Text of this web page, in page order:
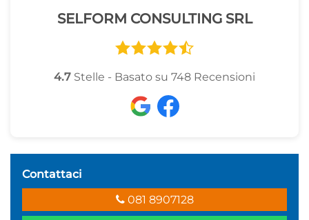
SELFORM CONSULTING SRL
4.7 Stelle - Basato su 748 Recensioni
Contattaci
081 8907128